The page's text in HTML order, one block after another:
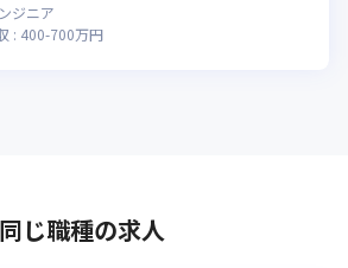
ジニア
: 400-700万円
同じ職種の求人